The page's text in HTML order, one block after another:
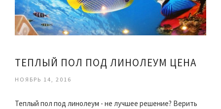
ТЕПЛЫЙ ПОЛ ПОД ЛИНОЛЕУМ ЦЕНА
НОЯБРЬ 14, 2016
Теплый пол под линолеум - не лучшее решение? Верить